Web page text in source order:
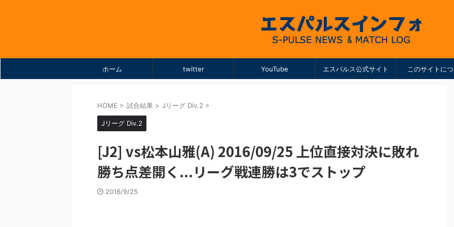
ホーム twitter YouTube エスパルス公式サイト このサイトに
HOME > 試合結果 > Jリーグ Div.2 >
Jリーグ Div.2
[J2] vs松本山雅(A) 2016/09/25 上位直接対決に敗れ
勝ち点差開く...リーグ戦連勝は3でストップ
2016/9/25